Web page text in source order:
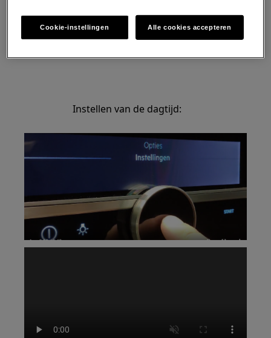
draaiknopbediening.
Instellen van de dagtijd:
Cookie-instellingen Alle cookies accepteren